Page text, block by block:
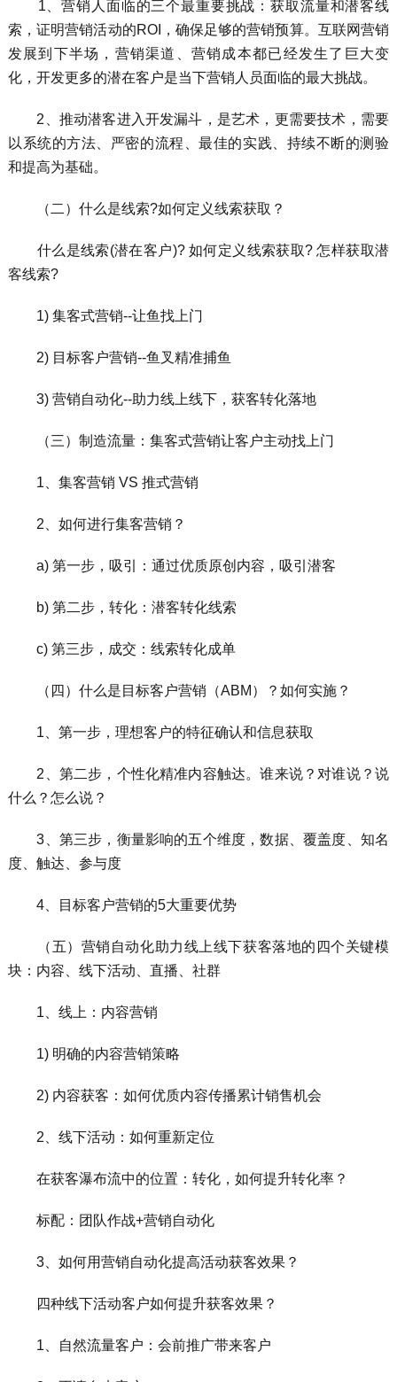
1、营销人面临的三个最重要挑战：获取流量和潜客线
索，证明营销活动的ROI，确保足够的营销预算。互联网营销
发展到下半场，营销渠道、营销成本都已经发生了巨大变
化，开发更多的潜在客户是当下营销人员面临的最大挑战。
2、推动潜客进入开发漏斗，是艺术，更需要技术，需要
以系统的方法、严密的流程、最佳的实践、持续不断的测验
和提高为基础。
（二）什么是线索?如何定义线索获取？
什么是线索(潜在客户)? 如何定义线索获取? 怎样获取潜
客线索?
1) 集客式营销--让鱼找上门
2) 目标客户营销--鱼叉精准捕鱼
3) 营销自动化--助力线上线下，获客转化落地
（三）制造流量：集客式营销让客户主动找上门
1、集客营销 VS 推式营销
2、如何进行集客营销？
a) 第一步，吸引：通过优质原创内容，吸引潜客
b) 第二步，转化：潜客转化线索
c) 第三步，成交：线索转化成单
（四）什么是目标客户营销（ABM）？如何实施？
1、第一步，理想客户的特征确认和信息获取
2、第二步，个性化精准内容触达。谁来说？对谁说？说
什么？怎么说？
3、第三步，衡量影响的五个维度，数据、覆盖度、知名
度、触达、参与度
4、目标客户营销的5大重要优势
（五）营销自动化助力线上线下获客落地的四个关键模
块：内容、线下活动、直播、社群
1、线上：内容营销
1) 明确的内容营销策略
2) 内容获客：如何优质内容传播累计销售机会
2、线下活动：如何重新定位
在获客瀑布流中的位置：转化，如何提升转化率？
标配：团队作战+营销自动化
3、如何用营销自动化提高活动获客效果？
四种线下活动客户如何提升获客效果？
1、自然流量客户：会前推广带来客户